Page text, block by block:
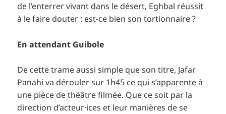
de l’enterrer vivant dans le désert, Eghbal réussit
à le faire douter : est-ce bien son tortionnaire ?
En attendant Guibole
De cette trame aussi simple que son titre, Jafar
Panahi va dérouler sur 1h45 ce qui s’apparente à
une pièce de théâtre filmée. Que ce soit par la
direction d’acteur·ices et leur manières de se